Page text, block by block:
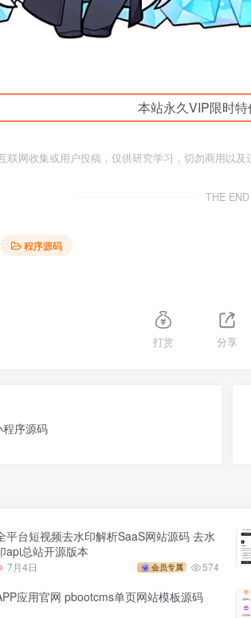
本站永久VIP限时
联网收集或用户投稿，仅供研究学习，切勿商用以
THE END
程序源码
打赏 分享
序源码
平台短视频去水印解析SaaS网站源码 去水
api总站开源版本
7月4日 会员专属 574
应用官网 pbootcms单页网站模板源码